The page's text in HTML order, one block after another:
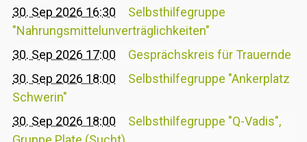
30. Sep 2026 16:30
Selbsthilfegruppe
"Nahrungsmittelunverträglichkeiten"
30. Sep 2026 17:00
Gesprächskreis für Trauernde
30. Sep 2026 18:00
Selbsthilfegruppe "Ankerplatz
Schwerin"
30. Sep 2026 18:00
Selbsthilfegruppe "Q-Vadis",